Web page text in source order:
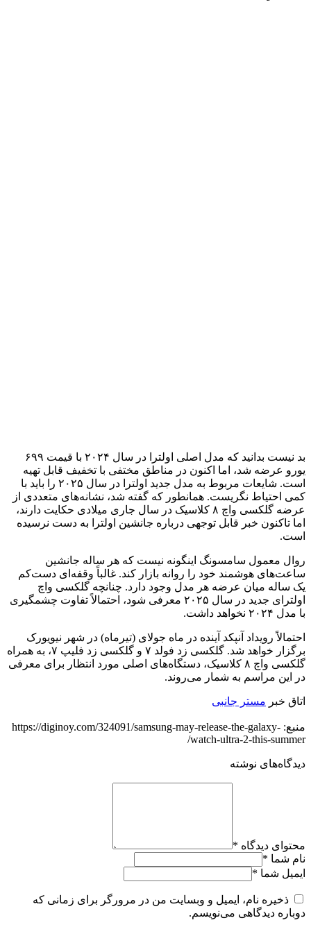
بد نیست بدانید که مدل اصلی اولترا در سال ۲۰۲۴ با قیمت ۶۹۹
یورو عرضه شد، اما اکنون در مناطق مختفی با تخفیف قابل تهیه
است. شایعات مربوط به مدل جدید اولترا در سال ۲۰۲۵ را باید با
کمی احتیاط نگریست. همانطور که گفته شد، نشانه‌های متعددی از
عرضه گلکسی واچ ۸ کلاسیک در سال جاری میلادی حکایت دارند،
اما تاکنون خبر قابل توجهی درباره جانشین اولترا به دست نرسیده
است.
روال معمول سامسونگ اینگونه نیست که هر ساله جانشین
ساعت‌های هوشمند خود را روانه بازار کند. غالباً وقفه‌ای دست‌کم
یک ساله میان عرضه هر مدل وجود دارد. چنانچه گلکسی واچ
اولترای جدید در سال ۲۰۲۵ معرفی شود، احتمالاً تفاوت چشمگیری
با مدل ۲۰۲۴ نخواهد داشت.
احتمالاً رویداد آنپکد آینده در ماه جولای (تیرماه) در شهر نیویورک
برگزار خواهد شد. گلکسی زد فولد ۷ و گلکسی زد فلیپ ۷، به همراه
گلکسی واچ ۸ کلاسیک، دستگاه‌های اصلی مورد انتظار برای معرفی
در این مراسم به شمار می‌روند.
اتاق خبر مستر جانبی
منبع: https://diginoy.com/324091/samsung-may-release-the-galaxy-
watch-ultra-2-this-summer/
دیدگاه‌های نوشته
محتوای دیدگاه *
نام شما *
ایمیل شما *
ذخیره نام، ایمیل و وبسایت من در مرورگر برای زمانی که
دوباره دیدگاهی می‌نویسم.